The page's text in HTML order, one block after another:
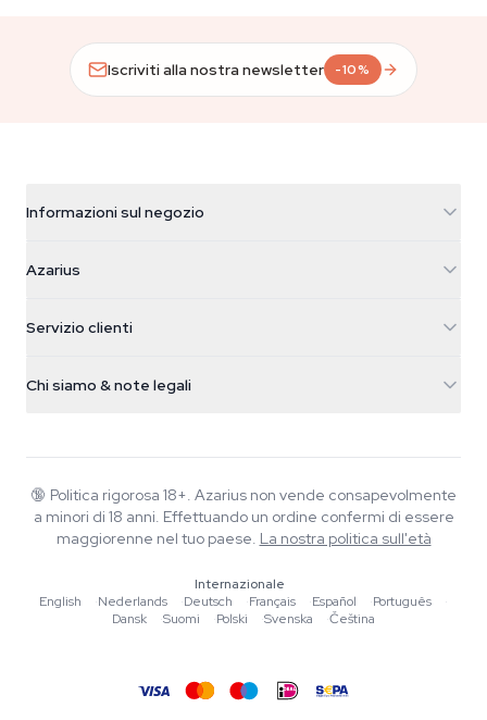
Iscriviti alla nostra newsletter -10%
Informazioni sul negozio
Galvaniweg 11
Nederland
+31(0)204897914
Azarius
Smokeshop
Servizio clienti
FAQ
Informativa sulla privacy
Chi siamo & note legali
Wiki
Blog
Scrittori
Strumenti e Calcolatori
🔞 Politica rigorosa 18+. Azarius non vende consapevolmente
a minori di 18 anni. Effettuando un ordine confermi di essere
maggiorenne nel tuo paese. La nostra politica sull'età
Internazionale
English
·Nederlands ·Deutsch ·Français ·Español ·Português
·
Dansk
·Suomi ·Polski ·Svenska ·Čeština